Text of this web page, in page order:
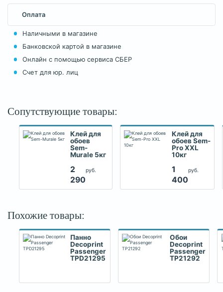
Оплата
Наличными в магазине
Банковской картой в магазине
Онлайн с помощью сервиса СБЕР
Счет для юр. лиц
Сопутствующие товары:
Клей для
обоев
Sem-
Murale 5кг
2
290
руб.
Клей для
обоев Sem-
Pro XXL
10кг
1
400
руб.
Похожие товары:
Панно
Decoprint
Passenger
TPD21295
Обои
Decoprint
Passenger
TP21292